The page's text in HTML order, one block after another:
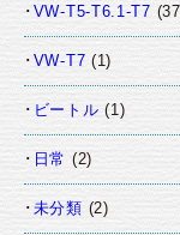
VW-T5-T6.1-T7
VW-T7 (1)
ビートル (1)
日常 (2)
未分類 (2)